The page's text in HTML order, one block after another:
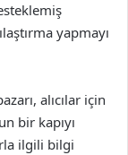
yapmayı
alıcılar için
bir kapıyı
ilgili bilgi